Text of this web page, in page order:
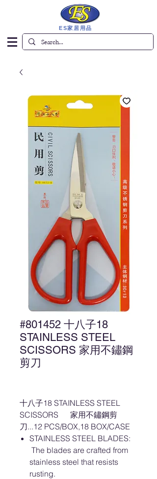
ES家居用品
#801452 十八子18
STAINLESS STEEL
SCISSORS 家用不鏽鋼
剪刀
十八子18 STAINLESS STEEL
SCISSORS 家用不鏽鋼剪
刀...12 PCS/BOX,18 BOX/CASE
STAINLESS STEEL BLADES:
The blades are crafted from
stainless steel that resists
rusting.